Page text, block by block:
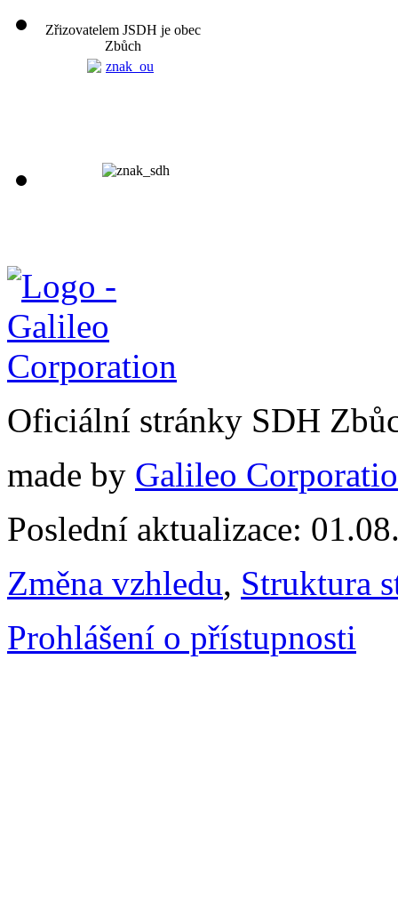
Zřizovatelem JSDH je obec
Zbůch
Oficiální stránky SDH
made by Galileo
Poslední aktualizace:
Změna vzhledu, Struktura
Prohlášení o přístupnosti